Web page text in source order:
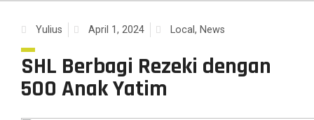
Yulius April 1, 2024 Local, News
SHL Berbagi Rezeki dengan
500 Anak Yatim